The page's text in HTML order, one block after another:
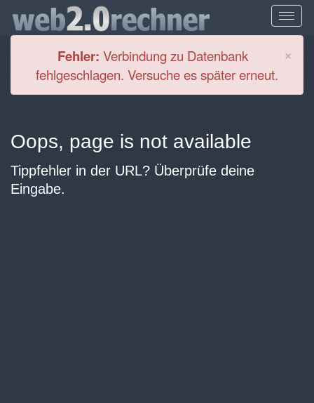
×
Fehler: Verbindung zu Datenbank
fehlgeschlagen. Versuche es später erneut.
Oops, page is not available
Tippfehler in der URL? Überprüfe deine
Eingabe.